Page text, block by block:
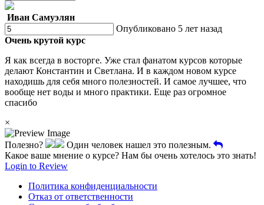
Иван Самуэлян
Опубликовано 5 лет назад
Очень крутой курс
Я как всегда в восторге. Уже стал фанатом курсов которые
делают Константин и Светлана. И в каждом новом курсе
находишь для себя много полезностей. И самое лучшее, что
вообще нет воды и много практики. Еще раз огромное
спасибо
×
Полезно?
Один человек нашел это полезным.
Какое ваше мнение о курсе? Нам бы очень хотелось это знать!
Login to Review
Политика конфиденциальности
Отказ от ответственности